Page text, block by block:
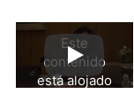
Reproducir
video
Este
contenido
está alojado